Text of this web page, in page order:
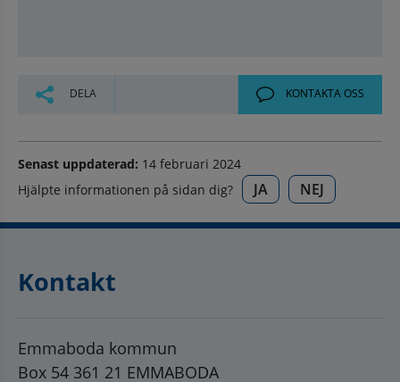
DELA KONTAKTA OSS
Senast uppdaterad: 14 februari 2024
Hjälpte informationen på sidan dig?
JA NEJ
Kontakt
Emmaboda kommun
Box 54 361 21 EMMABODA